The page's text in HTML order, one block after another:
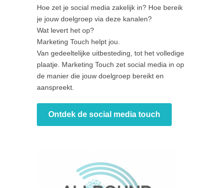
Hoe zet je social media zakelijk in? Hoe bereik
je jouw doelgroep via deze kanalen?
Wat levert het op?
Marketing Touch helpt jou.
Van gedeeltelijke uitbesteding, tot het volledige
plaatje. Marketing Touch zet social media in op
de manier die jouw doelgroep bereikt en
aanspreekt.
Ontdek de social media touch